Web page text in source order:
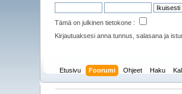
Tämä on julkinen tietokone :
Kirjautuaksesi anna tunnus, salasana ja
Etusivu Foorumi Ohjeet Haku